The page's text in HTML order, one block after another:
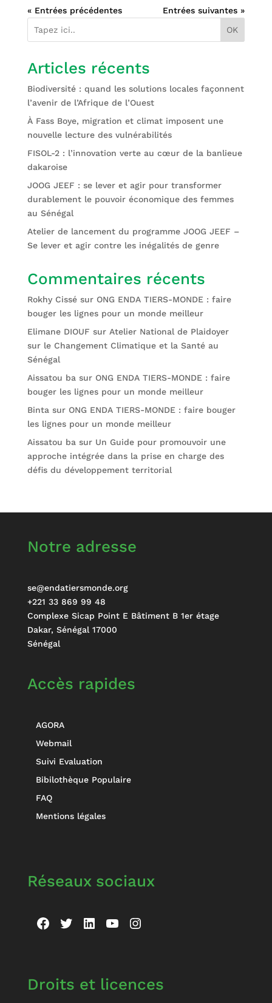
« Entrées précédentes
Entrées suivantes »
OK
Articles récents
Biodiversité : quand les solutions locales façonnent
l’avenir de l’Afrique de l’Ouest
À Fass Boye, migration et climat imposent une
nouvelle lecture des vulnérabilités
FISOL-2 : l’innovation verte au cœur de la banlieue
dakaroise
JOOG JEEF : se lever et agir pour transformer
durablement le pouvoir économique des femmes
au Sénégal
Atelier de lancement du programme JOOG JEEF –
Se lever et agir contre les inégalités de genre
Commentaires récents
Rokhy Cissésur ONG ENDA TIERS-MONDE : faire
bouger les lignes pour un monde meilleur
Elimane DIOUF sur Atelier National de Plaidoyer
sur le Changement Climatique et la Santé au
Sénégal
Aissatou ba sur ONG ENDA TIERS-MONDE : faire
bouger les lignes pour un monde meilleur
Binta sur ONG ENDA TIERS-MONDE : faire bouger
les lignes pour un monde meilleur
Aissatou ba sur Un Guide pour promouvoir une
approche intégrée dans la prise en charge des
défis du développement territorial
Notre adresse
se@endatiersmonde.org
+221 33 869 99 48
Complexe Sicap Point E Bâtiment B 1er étage
Dakar, Sénégal 17000
Sénégal
Accès rapides
AGORA
Webmail
Suivi Evaluation
Bibilothèque Populaire
FAQ
Mentions légales
Réseaux sociaux
Facebook
Twitter
LinkedIn
YouTubeInstagram
Droits et licences